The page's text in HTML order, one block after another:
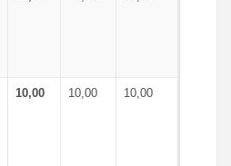
10,00 10,00 10,00